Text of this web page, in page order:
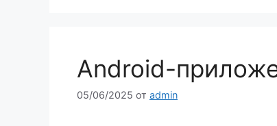
Android-
05/06/2025 от admin